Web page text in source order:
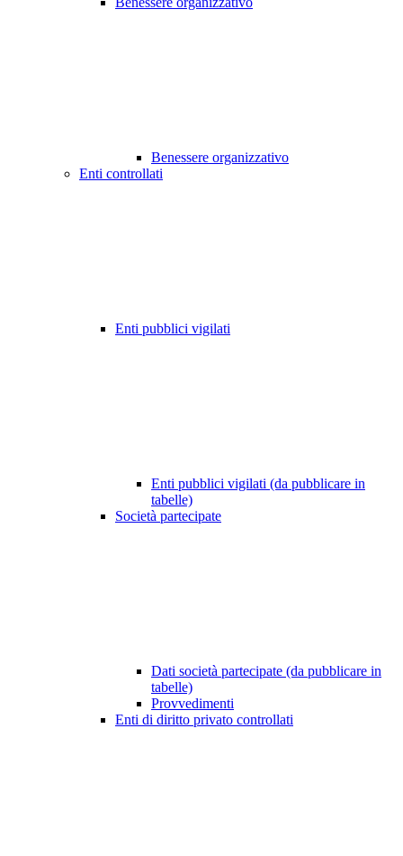
Benessere organizzativo
Enti controllati
Enti pubblici vigilati
Enti pubblici vigilati (da pubblicare in
tabelle)
Società partecipate
Dati società partecipate (da pubblicare in
tabelle)
Provvedimenti
Enti di diritto privato controllati